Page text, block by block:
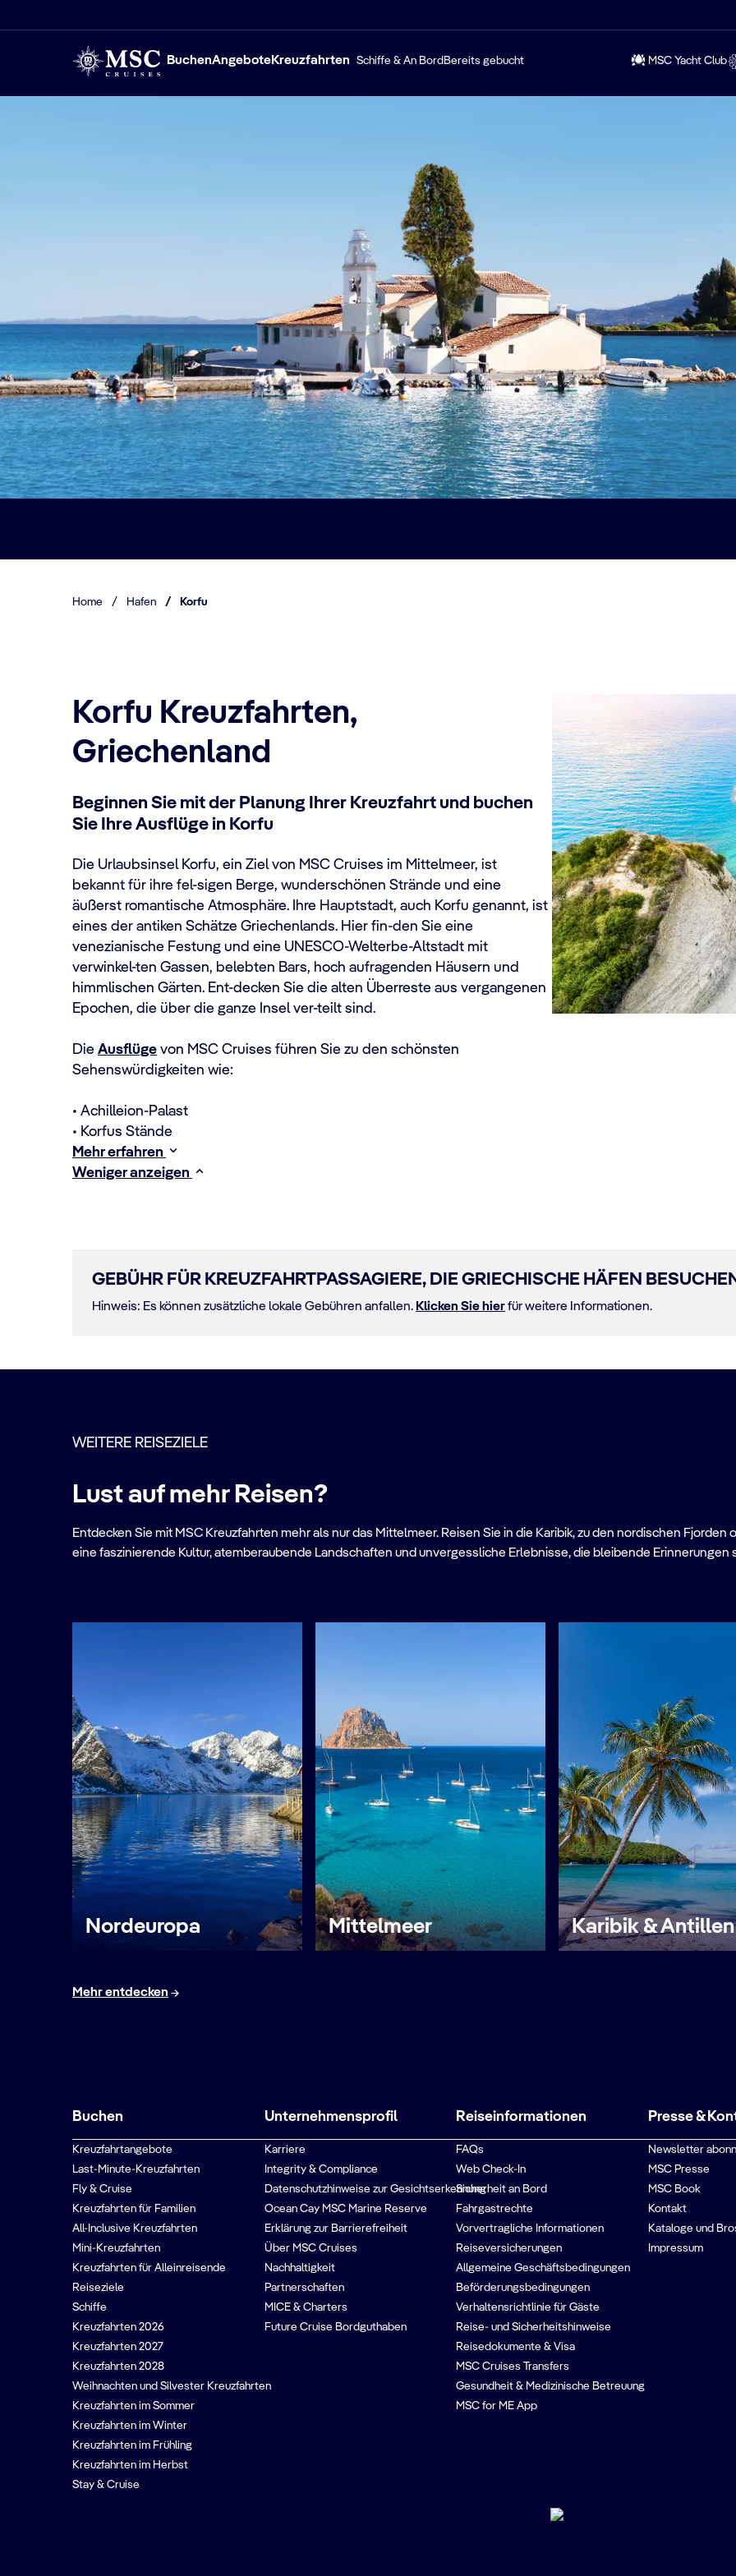
BuchenAngeboteKreuzfahrten Schiffe & An Bord Bereits gebucht MSC Yacht Club
Home / Hafen / Korfu
Korfu Kreuzfahrten,
Griechenland
Beginnen Sie mit der Planung Ihrer Kreuzfahrt und buchen
Sie Ihre Ausflüge in Korfu
Die Urlaubsinsel Korfu, ein Ziel von MSC Cruises im Mittelmeer, ist
bekannt für ihre fel-sigen Berge, wunderschönen Strände und eine
äußerst romantische Atmosphäre. Ihre Hauptstadt, auch Korfu genannt, ist
eines der antiken Schätze Griechenlands. Hier fin-den Sie eine
venezianische Festung und eine UNESCO-Welterbe-Altstadt mit
verwinkel-ten Gassen, belebten Bars, hoch aufragenden Häusern und
himmlischen Gärten. Ent-decken Sie die alten Überreste aus vergangenen
Epochen, die über die ganze Insel ver-teilt sind.
Die Ausflüge von MSC Cruises führen Sie zu den schönsten
Sehenswürdigkeiten wie:
• Achilleion-Palast
• Korfus Stände
Mehr erfahren
Weniger anzeigen
GEBÜHR FÜR KREUZFAHRTPASSAGIERE, DIE GRIECHISCHE HÄFEN
Hinweis: Es können zusätzliche lokale Gebühren anfallen. Klicken Sie hierfür weitere Informationen.
WEITERE REISEZIELE
Lust auf mehr Reisen?
Entdecken Sie mit MSC Kreuzfahrten mehr als nur das Mittelmeer. Reisen Sie in die Karibik, zu den nordischen
eine faszinierende Kultur, atemberaubende Landschaften und unvergessliche Erlebnisse, die bleibende Erinnerungen
Nordeuropa Mittelmeer Karibik & Antillen
Mehr entdecken
Buchen
Kreuzfahrtangebote
Last-Minute-Kreuzfahrten
Fly & Cruise
Kreuzfahrten für Familien
All-Inclusive Kreuzfahrten
Mini-Kreuzfahrten
Kreuzfahrten für Alleinreisende
Reiseziele
Schiffe
Kreuzfahrten 2026
Kreuzfahrten 2027
Kreuzfahrten 2028
Weihnachten und Silvester Kreuzfahrten
Kreuzfahrten im Sommer
Kreuzfahrten im Winter
Kreuzfahrten im Frühling
Kreuzfahrten im Herbst
Stay & Cruise
Unternehmensprofil
Karriere
Integrity & Compliance
Datenschutzhinweise zur Gesichtserkennung
Ocean Cay MSC Marine Reserve
Erklärung zur Barrierefreiheit
Über MSC Cruises
Nachhaltigkeit
Partnerschaften
MICE & Charters
Future Cruise Bordguthaben
Reiseinformationen
FAQs
Web Check-In
Sicherheit an Bord
Fahrgastrechte
Vorvertragliche Informationen
Reiseversicherungen
Allgemeine Geschäftsbedingungen
Beförderungsbedingungen
Verhaltensrichtlinie für Gäste
Reise- und Sicherheitshinweise
Reisedokumente & Visa
MSC Cruises Transfers
Gesundheit & Medizinische Betreuung
MSC for ME App
Presse &
Newsletter
MSC Presse
MSC Book
Kontakt
Kataloge und
Impressum